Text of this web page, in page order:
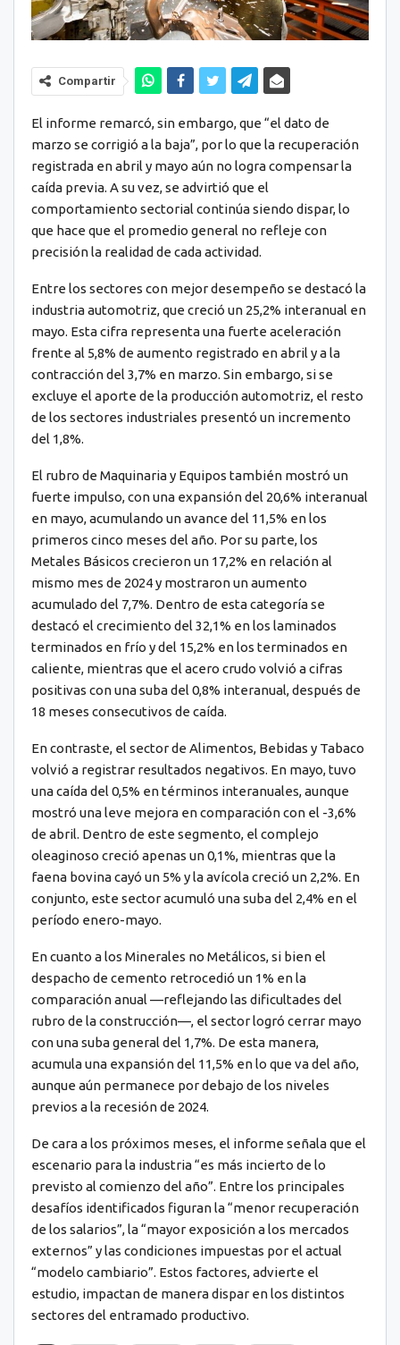
Compartir
El informe remarcó, sin embargo, que “el dato de
marzo se corrigió a la baja”, por lo que la recuperación
registrada en abril y mayo aún no logra compensar la
caída previa. A su vez, se advirtió que el
comportamiento sectorial continúa siendo dispar, lo
que hace que el promedio general no refleje con
precisión la realidad de cada actividad.
Entre los sectores con mejor desempeño se destacó la
industria automotriz, que creció un 25,2% interanual en
mayo. Esta cifra representa una fuerte aceleración
frente al 5,8% de aumento registrado en abril y a la
contracción del 3,7% en marzo. Sin embargo, si se
excluye el aporte de la producción automotriz, el resto
de los sectores industriales presentó un incremento
del 1,8%.
El rubro de Maquinaria y Equipos también mostró un
fuerte impulso, con una expansión del 20,6% interanual
en mayo, acumulando un avance del 11,5% en los
primeros cinco meses del año. Por su parte, los
Metales Básicos crecieron un 17,2% en relación al
mismo mes de 2024 y mostraron un aumento
acumulado del 7,7%. Dentro de esta categoría se
destacó el crecimiento del 32,1% en los laminados
terminados en frío y del 15,2% en los terminados en
caliente, mientras que el acero crudo volvió a cifras
positivas con una suba del 0,8% interanual, después de
18 meses consecutivos de caída.
En contraste, el sector de Alimentos, Bebidas y Tabaco
volvió a registrar resultados negativos. En mayo, tuvo
una caída del 0,5% en términos interanuales, aunque
mostró una leve mejora en comparación con el -3,6%
de abril. Dentro de este segmento, el complejo
oleaginoso creció apenas un 0,1%, mientras que la
faena bovina cayó un 5% y la avícola creció un 2,2%. En
conjunto, este sector acumuló una suba del 2,4% en el
período enero-mayo.
En cuanto a los Minerales no Metálicos, si bien el
despacho de cemento retrocedió un 1% en la
comparación anual —reflejando las dificultades del
rubro de la construcción—, el sector logró cerrar mayo
con una suba general del 1,7%. De esta manera,
acumula una expansión del 11,5% en lo que va del año,
aunque aún permanece por debajo de los niveles
previos a la recesión de 2024.
De cara a los próximos meses, el informe señala que el
escenario para la industria “es más incierto de lo
previsto al comienzo del año”. Entre los principales
desafíos identificados figuran la “menor recuperación
de los salarios”, la “mayor exposición a los mercados
externos” y las condiciones impuestas por el actual
“modelo cambiario”. Estos factores, advierte el
estudio, impactan de manera dispar en los distintos
sectores del entramado productivo.